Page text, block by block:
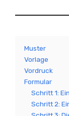
Muster
Vorlage
Vordruck
Formular
Schritt 1:
Schritt 2: